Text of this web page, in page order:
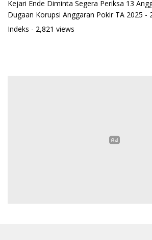
Kejari Ende Diminta Segera Periksa 13
Dugaan Korupsi Anggaran Pokir TA 2025 -
Indeks - 2,821 views